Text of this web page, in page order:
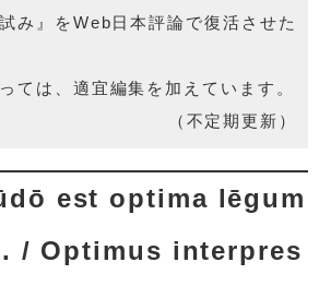
み』をWeb日本評論で復活させた
ては、適宜編集を加えています。
（不定期更新）
est optima lēgum
/ Optimus interpres